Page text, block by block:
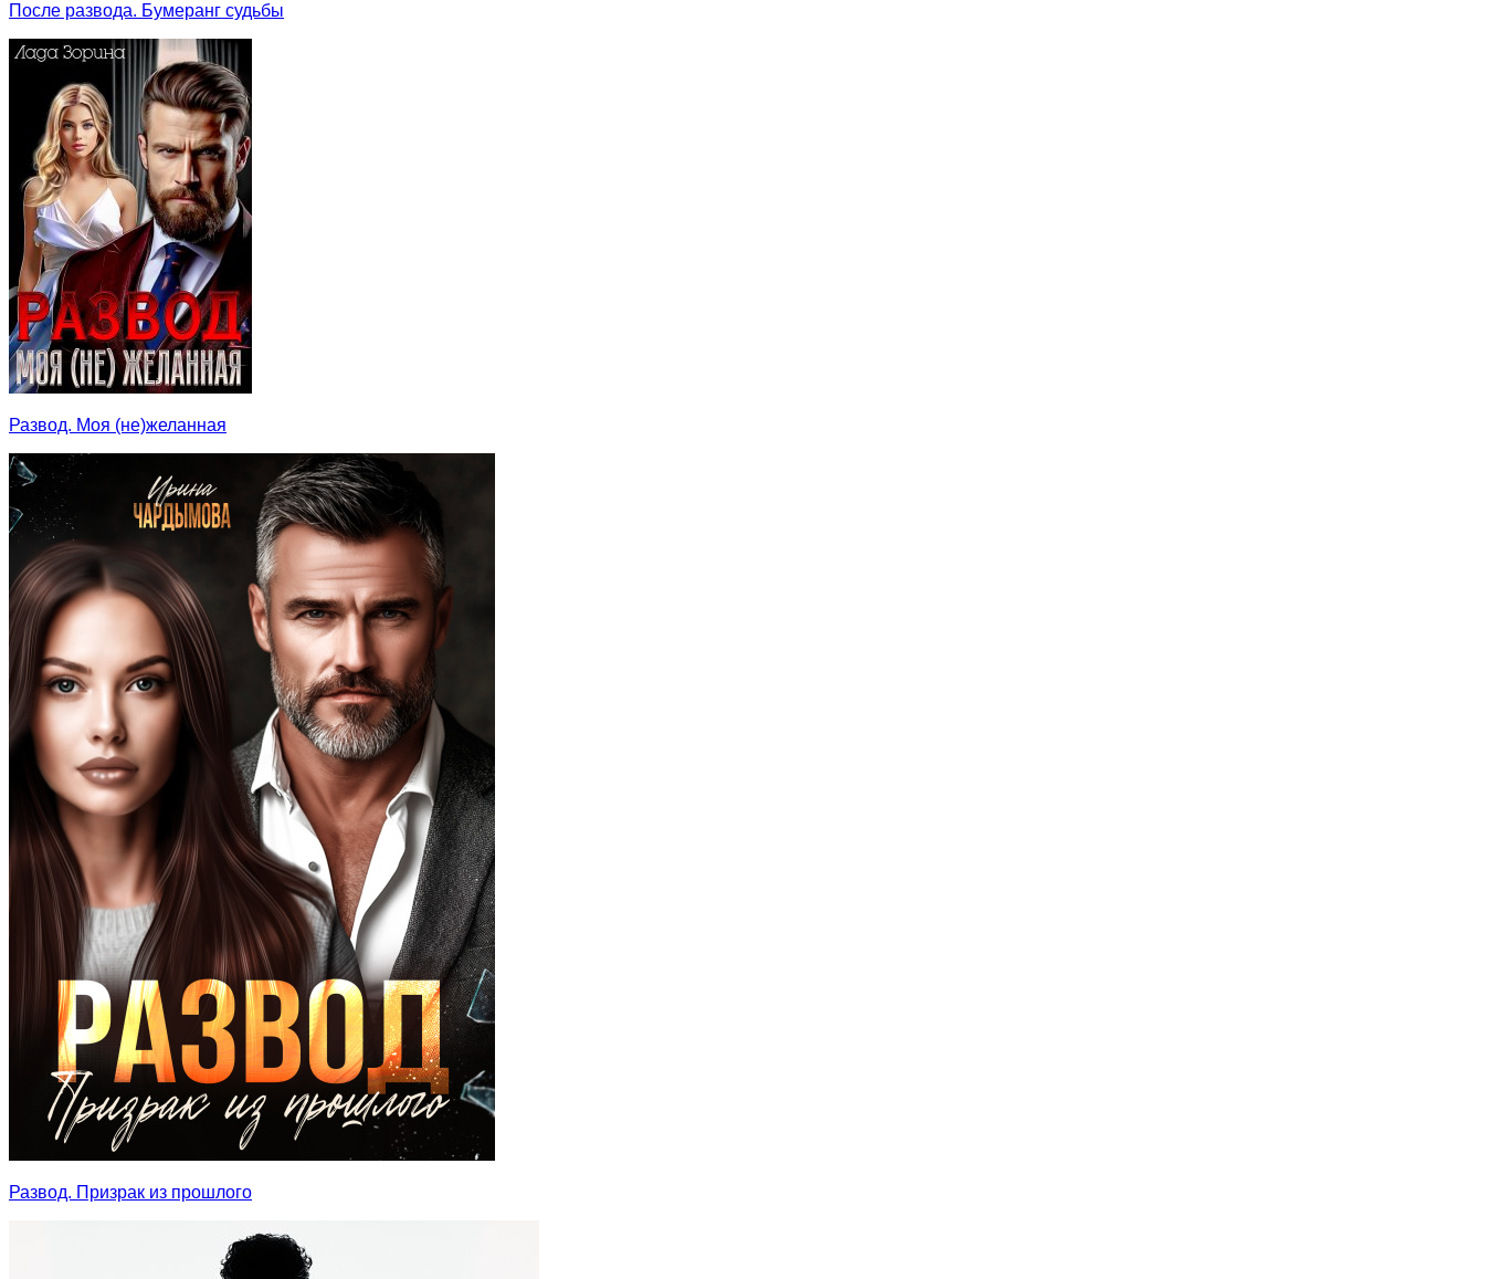
После развода. Бумеранг судьбы
Развод. Моя (не)желанная
Развод. Призрак из прошлого